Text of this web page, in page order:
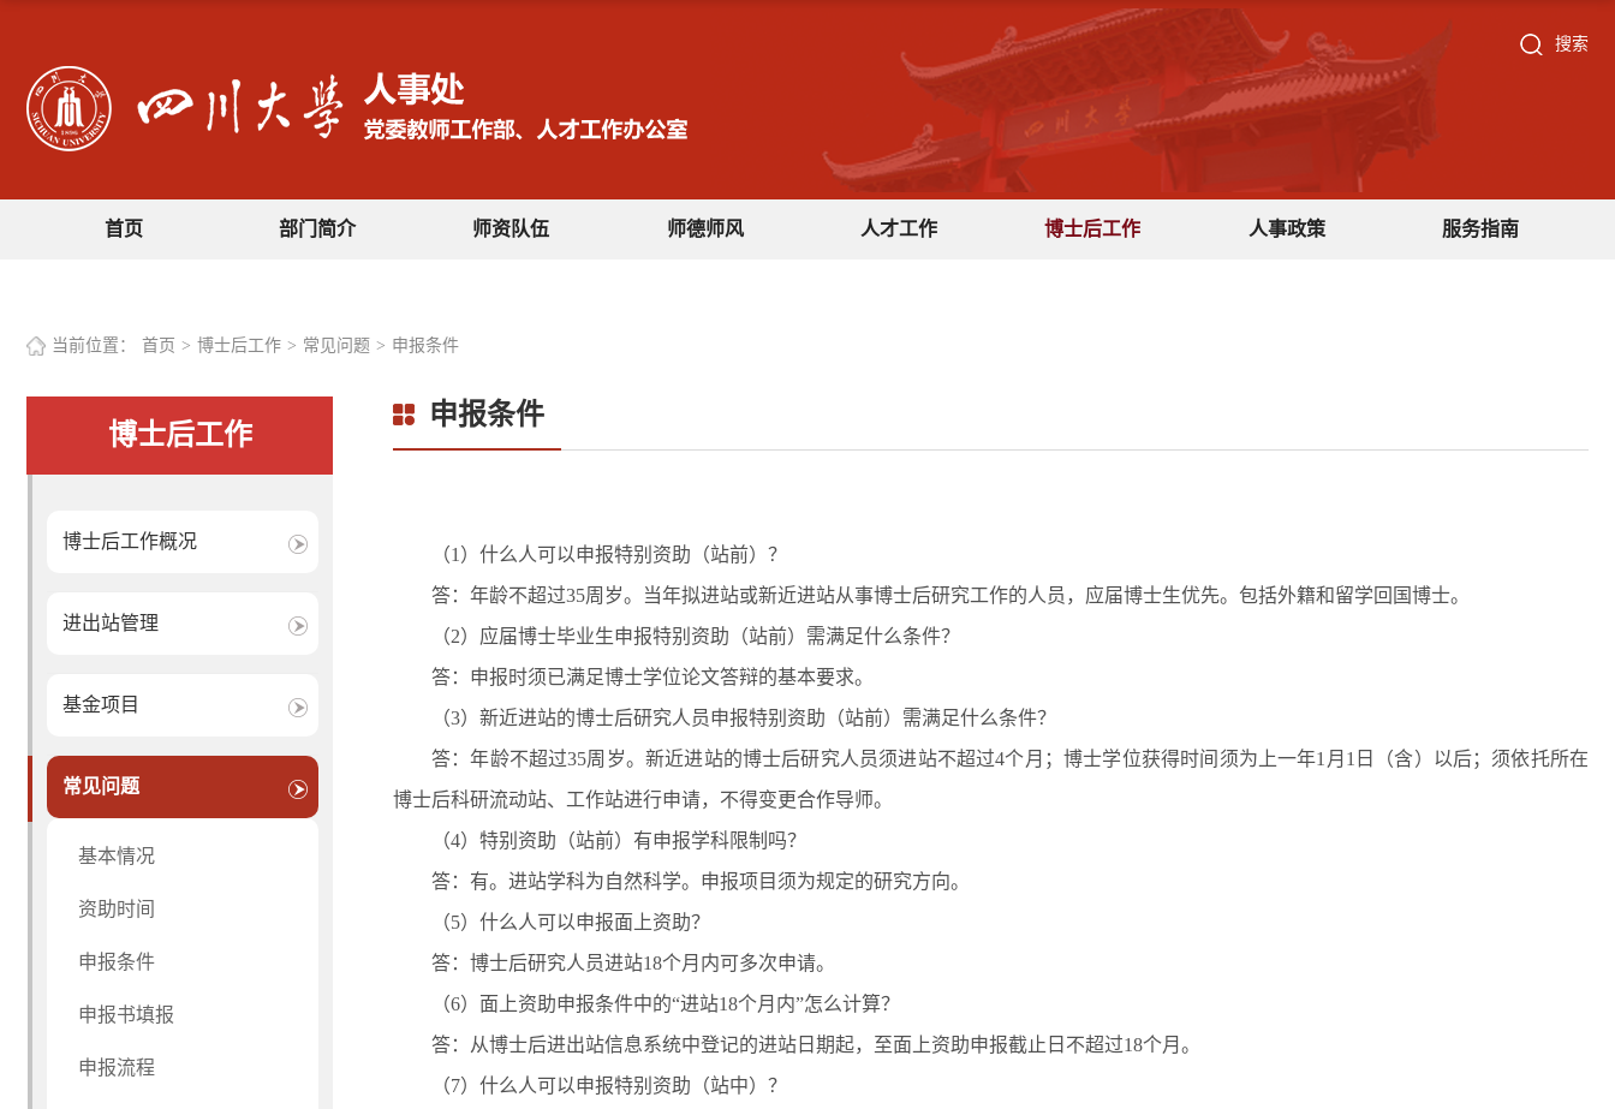
搜索
首页 部门简介 师资队伍 师德师风 人才工作 博士后工作 人事政策 服务指南
当前位置： 首页 > 博士后工作 > 常见问题 > 申报条件
博士后工作
博士后工作概况
进出站管理
基金项目
常见问题
基本情况
资助时间
申报条件
申报书填报
申报流程
申报条件
（1）什么人可以申报特别资助（站前）？
答：年龄不超过35周岁。当年拟进站或新近进站从事博士后研究工作的人员，应届博士生优先。包括外籍和留学回国博士。
（2）应届博士毕业生申报特别资助（站前）需满足什么条件？
答：申报时须已满足博士学位论文答辩的基本要求。
（3）新近进站的博士后研究人员申报特别资助（站前）需满足什么条件？
答：年龄不超过35周岁。新近进站的博士后研究人员须进站不超过4个月；博士学位获得时间须为上一年1月1日（含）以后；须依托所在
博士后科研流动站、工作站进行申请，不得变更合作导师。
（4）特别资助（站前）有申报学科限制吗？
答：有。进站学科为自然科学。申报项目须为规定的研究方向。
（5）什么人可以申报面上资助？
答：博士后研究人员进站18个月内可多次申请。
（6）面上资助申报条件中的“进站18个月内”怎么计算？
答：从博士后进出站信息系统中登记的进站日期起，至面上资助申报截止日不超过18个月。
（7）什么人可以申报特别资助（站中）？